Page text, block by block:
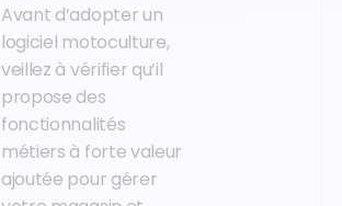
Avant d’adopter un
logiciel motoculture,
veillez à vérifier qu’il
propose des
fonctionnalités
métiers à forte valeur
ajoutée pour gérer